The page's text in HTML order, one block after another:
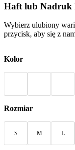
Haft lub Nadruk
Wybierz ulubiony
przycisk, aby się z
Kolor
Rozmiar
S M L